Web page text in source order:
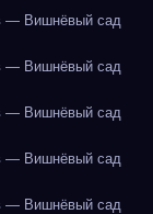
— Вишнёвый сад
— Вишнёвый сад
— Вишнёвый сад
— Вишнёвый сад
— Вишнёвый сад